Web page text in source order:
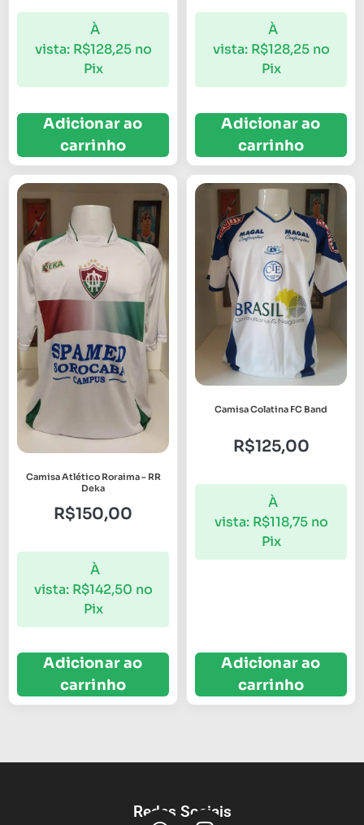
À
vista: R$128,25 no
Pix
Adicionar ao
carrinho
À
vista: R$128,25 no
Pix
Adicionar ao
carrinho
Camisa Atlético Roraima – RR
Deka
R$150,00
À
vista: R$142,50 no
Pix
Adicionar ao
carrinho
Camisa Colatina FC Band
R$125,00
À
vista: R$118,75 no
Pix
Adicionar ao
carrinho
Redes Sociais